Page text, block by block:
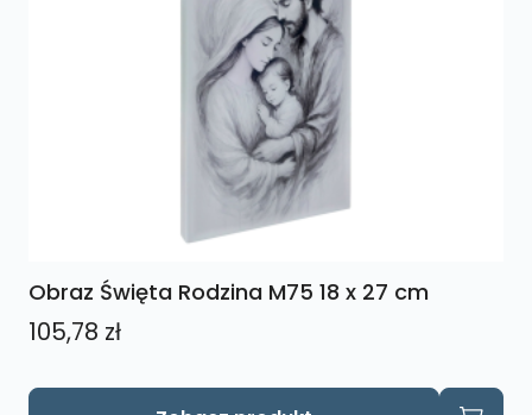
Obraz Święta Rodzina M75 18 x 27 cm
105,78 zł